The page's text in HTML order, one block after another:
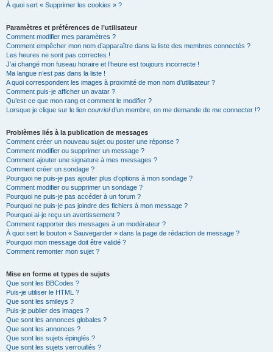
À quoi sert « Supprimer les cookies » ?
Paramètres et préférences de l’utilisateur
Comment modifier mes paramètres ?
Comment empêcher mon nom d’apparaître dans la liste des membres connectés ?
Les heures ne sont pas correctes !
J’ai changé mon fuseau horaire et l’heure est toujours incorrecte !
Ma langue n’est pas dans la liste !
A quoi correspondent les images à proximité de mon nom d’utilisateur ?
Comment puis-je afficher un avatar ?
Qu’est-ce que mon rang et comment le modifier ?
Lorsque je clique sur le lien courrield’un membre, on me demande de me connecter !?
Problèmes liés à la publication de messages
Comment créer un nouveau sujet ou poster une réponse ?
Comment modifier ou supprimer un message ?
Comment ajouter une signature à mes messages ?
Comment créer un sondage ?
Pourquoi ne puis-je pas ajouter plus d’options à mon sondage ?
Comment modifier ou supprimer un sondage ?
Pourquoi ne puis-je pas accéder à un forum ?
Pourquoi ne puis-je pas joindre des fichiers à mon message ?
Pourquoi ai-je reçu un avertissement ?
Comment rapporter des messages à un modérateur ?
À quoi sert le bouton « Sauvegarder » dans la page de rédaction de message ?
Pourquoi mon message doit être validé ?
Comment remonter mon sujet ?
Mise en forme et types de sujets
Que sont les BBCodes ?
Puis-je utiliser le HTML ?
Que sont les smileys ?
Puis-je publier des images ?
Que sont les annonces globales ?
Que sont les annonces ?
Que sont les sujets épinglés ?
Que sont les sujets verrouillés ?